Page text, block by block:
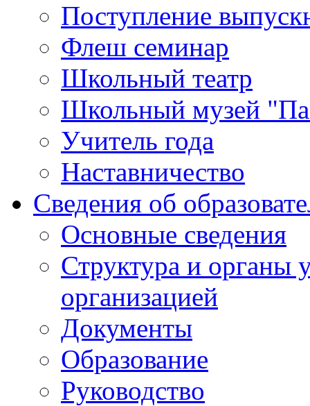
Поступление
Флеш семинар
Школьный театр
Школьный музей
Учитель года
Наставничество
Сведения об
Основные сведения
Структура и органы
организацией
Документы
Образование
Руководство